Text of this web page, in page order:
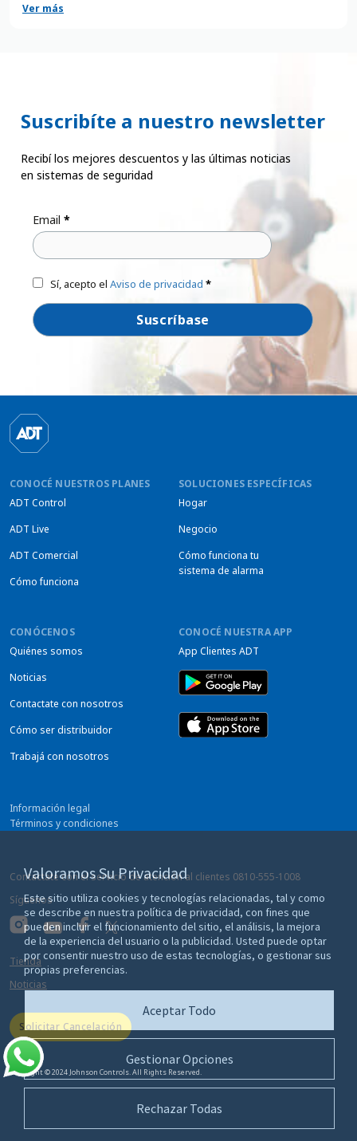
cantidad de delitos ocurridos en nuestro país.
Ver más
Suscribíte a nuestro newsletter
Recibí los mejores descuentos y las últimas noticias
en sistemas de seguridad
Email *
Sí, acepto el Aviso de privacidad *
CONOCÉ NUESTROS PLANES
ADT Control
ADT Live
ADT Comercial
Cómo funciona
SOLUCIONES ESPECÍFICAS
Hogar
Negocio
Cómo funciona tu
sistema de alarma
CONÓCENOS
Quiénes somos
Noticias
Contactate con nosotros
Cómo ser distribuidor
Trabajá con nosotros
CONOCÉ NUESTRA APP
App Clientes ADT
Información legal
Términos y condiciones
Valoramos Su Privacidad
Este sitio utiliza cookies y tecnologías relacionadas, tal y como
se describe en nuestra política de privacidad, con fines que
pueden incluir el funcionamiento del sitio, el análisis, la mejora
de la experiencia del usuario o la publicidad. Usted puede optar
por consentir nuestro uso de estas tecnologías, o gestionar sus
propias preferencias.
Gestionar Opciones
Aceptar Todo
Rechazar Todas
Contactate con el servicio de atención al clientes 0810-555-1008
Síguenos
Tienda
Noticias
Solicitar Cancelación
Copyright © 2024 Johnson Controls. All Rights Reserved.